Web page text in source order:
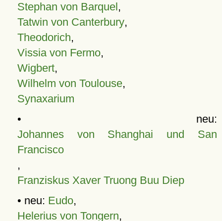
Stephan von Barquel,
Tatwin von Canterbury,
Theodorich,
Vissia von Fermo,
Wigbert,
Wilhelm von Toulouse,
Synaxarium
• neu:
Johannes von Shanghai und San
Francisco
,
Franziskus Xaver Truong Buu Diep
• neu: Eudo,
Helerius von Tongern,